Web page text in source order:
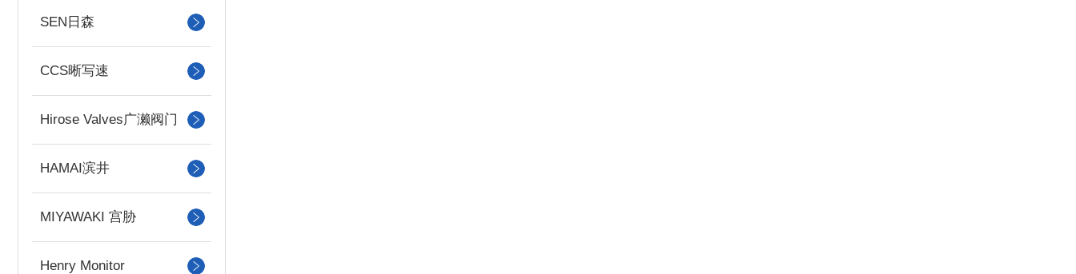
SEN日森
CCS晰写速
Hirose Valves广濑阀门
HAMAI滨井
MIYAWAKI 宫胁
Henry Monitor